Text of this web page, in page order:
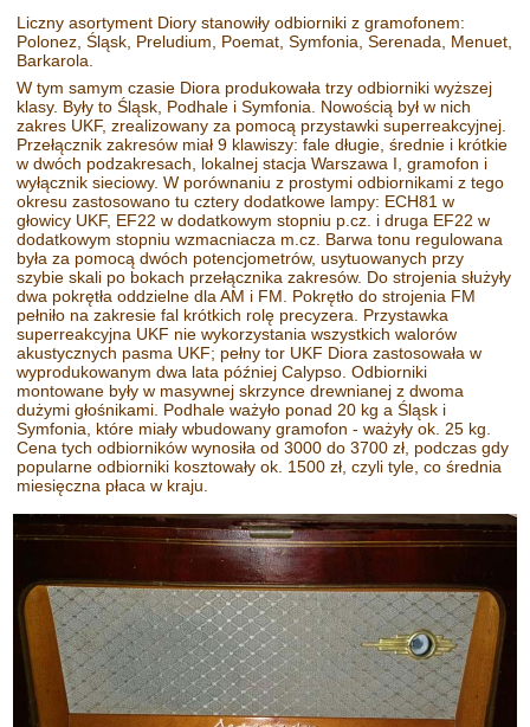
Liczny asortyment Diory stanowiły odbiorniki z gramofonem:
Polonez, Śląsk, Preludium, Poemat, Symfonia, Serenada, Menuet,
Barkarola.
W tym samym czasie Diora produkowała trzy odbiorniki wyższej
klasy. Były to Śląsk, Podhale i Symfonia. Nowością był w nich
zakres UKF, zrealizowany za pomocą przystawki superreakcyjnej.
Przełącznik zakresów miał 9 klawiszy: fale długie, średnie i krótkie
w dwóch podzakresach, lokalnej stacja Warszawa I, gramofon i
wyłącznik sieciowy. W porównaniu z prostymi odbiornikami z tego
okresu zastosowano tu cztery dodatkowe lampy: ECH81 w
głowicy UKF, EF22 w dodatkowym stopniu p.cz. i druga EF22 w
dodatkowym stopniu wzmacniacza m.cz. Barwa tonu regulowana
była za pomocą dwóch potencjometrów, usytuowanych przy
szybie skali po bokach przełącznika zakresów. Do strojenia służyły
dwa pokrętła oddzielne dla AM i FM. Pokrętło do strojenia FM
pełniło na zakresie fal krótkich rolę precyzera. Przystawka
superreakcyjna UKF nie wykorzystania wszystkich walorów
akustycznych pasma UKF; pełny tor UKF Diora zastosowała w
wyprodukowanym dwa lata później Calypso. Odbiorniki
montowane były w masywnej skrzynce drewnianej z dwoma
dużymi głośnikami. Podhale ważyło ponad 20 kg a Śląsk i
Symfonia, które miały wbudowany gramofon - ważyły ok. 25 kg.
Cena tych odbiorników wynosiła od 3000 do 3700 zł, podczas gdy
popularne odbiorniki kosztowały ok. 1500 zł, czyli tyle, co średnia
miesięczna płaca w kraju.